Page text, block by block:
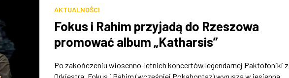
AKTUALNOŚCI
Fokus i Rahim przyjadą do Rzeszowa
promować album „Katharsis”
Po zakończeniu wiosenno-letnich koncertów legendarnej Paktofoniki z